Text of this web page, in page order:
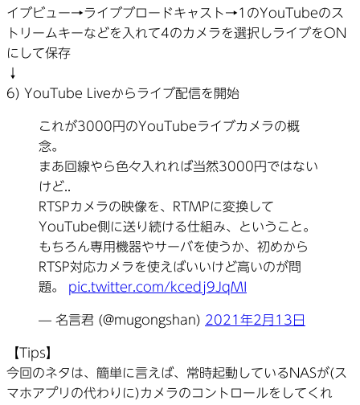
イブビュー→ライブブロードキャスト→1のYouTubeのス
トリームキーなどを入れて4のカメラを選択しライブをON
にして保存
↓
6) YouTube Liveからライブ配信を開始
これが3000円のYouTubeライブカメラの概
念。
まあ回線やら色々入れれば当然3000円ではない
けど..
RTSPカメラの映像を、RTMPに変換して
YouTube側に送り続ける仕組み、ということ。
もちろん専用機器やサーバを使うか、初めから
RTSP対応カメラを使えばいいけど高いのが問
題。 pic.twitter.com/kcedj9JqMI
— 名言君 (@mugongshan) 2021年2月13日
【Tips】
今回のネタは、簡単に言えば、常時起動しているNASが(ス
マホアプリの代わりに)カメラのコントロールをしてくれ